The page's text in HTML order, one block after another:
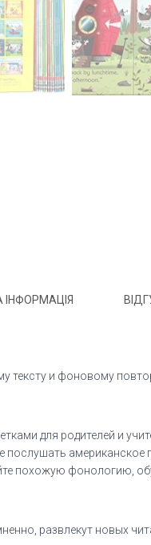
тексту и фоновому
для родителей и
послушать
похожую фонологию,
развлекут новых